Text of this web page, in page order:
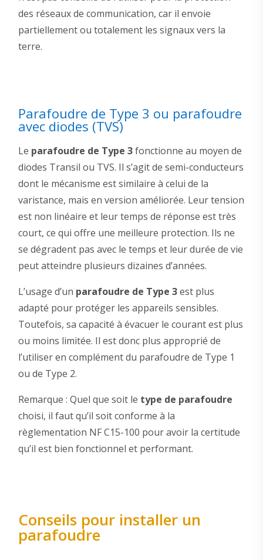
des réseaux de communication, car il envoie
partiellement ou totalement les signaux vers la
terre.
Parafoudre de Type 3 ou parafoudre
avec diodes (TVS)
Le parafoudre de Type 3fonctionne au moyen de
diodes Transil ou TVS. Il s’agit de semi-conducteurs
dont le mécanisme est similaire à celui de la
varistance, mais en version améliorée. Leur tension
est non linéaire et leur temps de réponse est très
court, ce qui offre une meilleure protection. Ils ne
se dégradent pas avec le temps et leur durée de vie
peut atteindre plusieurs dizaines d’années.
L’usage d’un parafoudre de Type 3est plus
adapté pour protéger les appareils sensibles.
Toutefois, sa capacité à évacuer le courant est plus
ou moins limitée. Il est donc plus approprié de
l’utiliser en complément du parafoudre de Type 1
ou de Type 2.
Remarque : Quel que soit le type de parafoudre
choisi, il faut qu’il soit conforme à la
règlementation NF C15-100 pour avoir la certitude
qu’il est bien fonctionnel et performant.
Conseils pour installer un
parafoudre